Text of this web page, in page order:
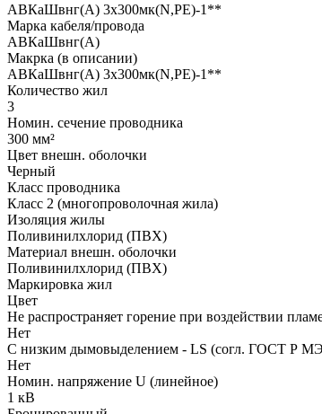
АВКаШвнг(А) 3x300мк(N,PE)-1**
Марка кабеля/провода
АВКаШвнг(А)
Макрка (в описании)
АВКаШвнг(А) 3x300мк(N,PE)-1**
Количество жил
3
Номин. сечение проводника
300 мм²
Цвет внешн. оболочки
Черный
Класс проводника
Класс 2 (многопроволочная жила)
Изоляция жилы
Поливинилхлорид (ПВХ)
Материал внешн. оболочки
Поливинилхлорид (ПВХ)
Маркировка жил
Цвет
Не распространяет горение при воздействии
Нет
С низким дымовыделением - LS (согл. ГОСТ Р
Нет
Номин. напряжение U (линейное)
1 кВ